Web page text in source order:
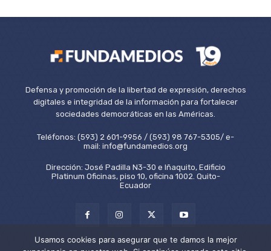
Defensa y promoción de la libertad de expresión, derechos
digitales e integridad de la información para fortalecer
sociedades democráticas en las Américas.
Teléfonos: (593) 2 601-9956 / (593) 98 767-5305/ e-
mail: info@fundamedios.org
Dirección: José Padilla N3-30 e Iñaquito, Edificio
Platinum Oficinas, piso 10, oficina 1002. Quito-
Ecuador
Usamos cookies para asegurar que te damos la mejor